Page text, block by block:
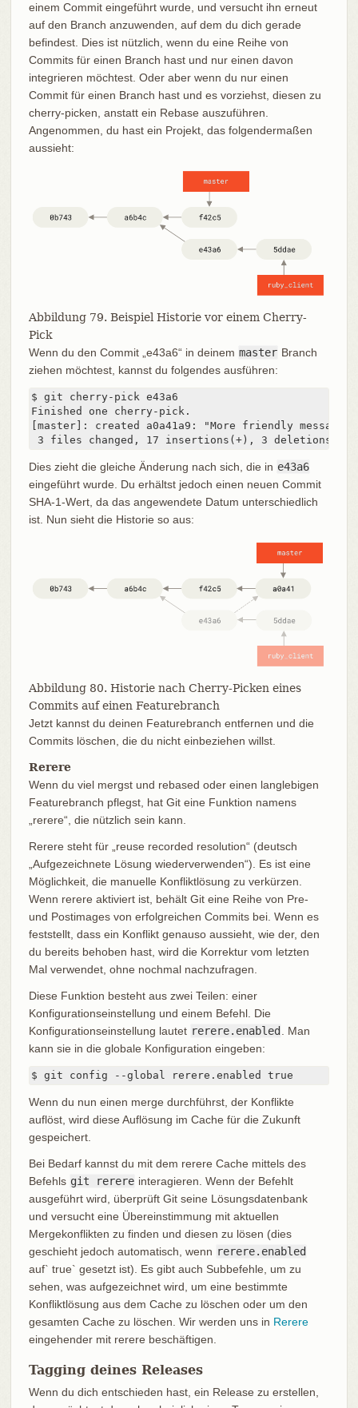
einem Commit eingeführt wurde, und versucht ihn erneut
auf den Branch anzuwenden, auf dem du dich gerade
befindest. Dies ist nützlich, wenn du eine Reihe von
Commits für einen Branch hast und nur einen davon
integrieren möchtest. Oder aber wenn du nur einen
Commit für einen Branch hast und es vorziehst, diesen zu
cherry-picken, anstatt ein Rebase auszuführen.
Angenommen, du hast ein Projekt, das folgendermaßen
aussieht:
Abbildung 79. Beispiel Historie vor einem Cherry-
Pick
Wenn du den Commit „e43a6“ in deinem master Branch
ziehen möchtest, kannst du folgendes ausführen:
$ git cherry-pick e43a6
Finished one cherry-pick.
[master]: created a0a41a9: "More friendly
3 files changed, 17 insertions(+), 3 deletions(-)
Dies zieht die gleiche Änderung nach sich, die in e43a6
eingeführt wurde. Du erhältst jedoch einen neuen Commit
SHA-1-Wert, da das angewendete Datum unterschiedlich
ist. Nun sieht die Historie so aus:
Abbildung 80. Historie nach Cherry-Picken eines
Commits auf einen Featurebranch
Jetzt kannst du deinen Featurebranch entfernen und die
Commits löschen, die du nicht einbeziehen willst.
Rerere
Wenn du viel mergst und rebased oder einen langlebigen
Featurebranch pflegst, hat Git eine Funktion namens
„rerere“, die nützlich sein kann.
Rerere steht für „reuse recorded resolution“ (deutsch
„Aufgezeichnete Lösung wiederverwenden“). Es ist eine
Möglichkeit, die manuelle Konfliktlösung zu verkürzen.
Wenn rerere aktiviert ist, behält Git eine Reihe von Pre-
und Postimages von erfolgreichen Commits bei. Wenn es
feststellt, dass ein Konflikt genauso aussieht, wie der, den
du bereits behoben hast, wird die Korrektur vom letzten
Mal verwendet, ohne nochmal nachzufragen.
Diese Funktion besteht aus zwei Teilen: einer
Konfigurationseinstellung und einem Befehl. Die
Konfigurationseinstellung lautet rerere.enabled . Man
kann sie in die globale Konfiguration eingeben:
$ git config --global rerere.enabled true
Wenn du nun einen merge durchführst, der Konflikte
auflöst, wird diese Auflösung im Cache für die Zukunft
gespeichert.
Bei Bedarf kannst du mit dem rerere Cache mittels des
Befehls git rerere interagieren. Wenn der Befehlt
ausgeführt wird, überprüft Git seine Lösungsdatenbank
und versucht eine Übereinstimmung mit aktuellen
Mergekonflikten zu finden und diesen zu lösen (dies
geschieht jedoch automatisch, wenn rerere.enabled
auf` true` gesetzt ist). Es gibt auch Subbefehle, um zu
sehen, was aufgezeichnet wird, um eine bestimmte
Konfliktlösung aus dem Cache zu löschen oder um den
gesamten Cache zu löschen. Wir werden uns in Rerere
eingehender mit rerere beschäftigen.
Tagging deines Releases
Wenn du dich entschieden hast, ein Release zu erstellen,